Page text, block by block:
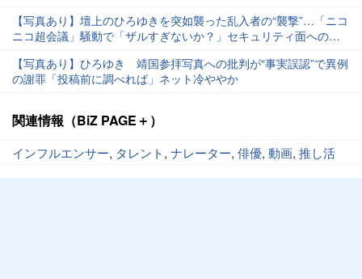
【写真あり】壇上のひろゆきを突如襲った乱入者の“襲撃”…「ニコ
ニコ超会議」騒動で「ザルすぎないか？」セキュリティ面への疑
【写真あり】ひろゆき 靖国参拝写真への批判が“事実誤認”で異例
の謝罪「投稿前に調べれば」ネット冷ややか
関連情報（BiZ PAGE＋）
インフルエンサー, タレント, ナレーター, 俳優, 動画, 推し活